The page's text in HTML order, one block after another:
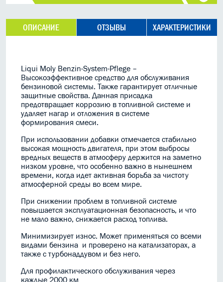
ОПИСАНИЕ ОТЗЫВЫ ХАРАКТЕРИСТИКИ
Liqui Moly Benzin-System-Pflege –
Высокоэффективное средство для обслуживания
бензиновой системы. Также гарантирует отличные
защитные свойства. Данная присадка
предотвращает коррозию в топливной системе и
удаляет нагар и отложения в системе
формирования смеси.
При использовании добавки отмечается стабильно
высокая мощность двигателя, при этом выбросы
вредных веществ в атмосферу держится на заметно
низком уровне, что особенно важно в нынешнем
времени, когда идет активная борьба за чистоту
атмосферной среды во всем мире.
При снижении проблем в топливной системе
повышается эксплуатационная безопасность, и что
не мало важно, снижается расход топлива.
Минимизирует износ. Может применяться со всеми
видами бензина и проверено на катализаторах, а
также с турбонаддувом и без него.
Для профилактического обслуживания через
каждые 2000 км